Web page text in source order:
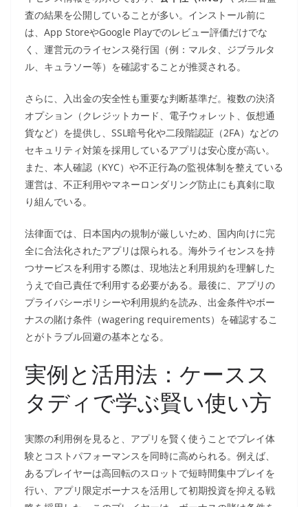
査の結果を公開していることが多い。インストール前に
は、App StoreやGoogle Playでのレビュー評価だけでな
く、運営元のライセンス発行国（例：マルタ、ジブラルタ
ル、キュラソー等）を確認することが推奨される。
さらに、入出金の安全性も重要な判断基準だ。複数の決済
オプション（クレジットカード、電子ウォレット、仮想通
貨など）を提供し、SSL暗号化や二段階認証（2FA）などの
セキュリティ対策を採用しているアプリは安心度が高い。
また、本人確認（KYC）や不正行為の監視体制を整えている
運営は、不正利用やマネーロンダリング防止にも真剣に取
り組んでいる。
法律面では、日本国内の規制が厳しいため、国内向けに完
全に合法化されたアプリは限られる。海外ライセンスを持
つサービスを利用する際は、現地法と利用規約を理解した
うえで自己責任で利用する必要がある。最後に、アプリの
プライバシーポリシーや利用規約を読み、出金条件やボー
ナスの賭け条件（wagering requirements）を確認するこ
とがトラブル回避の基本となる。
実例と活用法：ケースス
タディで学ぶ賢い使い方
実際の利用例を見ると、アプリを賢く使うことでプレイ体
験とコストパフォーマンスを同時に高められる。例えば、
あるプレイヤーは高回転のスロットで短時間集中プレイを
行い、アプリ限定ボーナスを活用して初期投資を抑える戦